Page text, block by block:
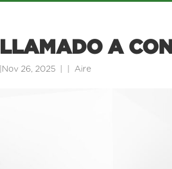
LLAMADO A
Nov 26, 2025 Aire